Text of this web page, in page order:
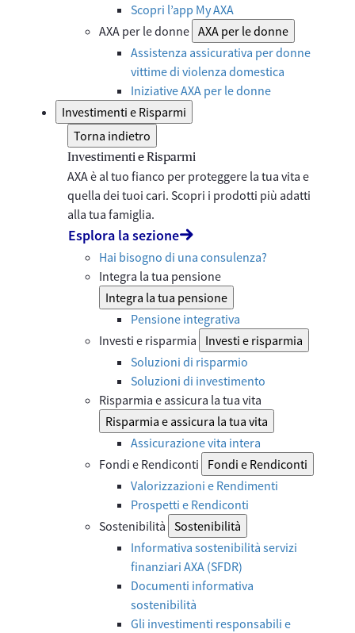
Scopri l’app My AXA
AXA per le donne AXA per le donne
Assistenza assicurativa per donne
vittime di violenza domestica
Iniziative AXA per le donne
Investimenti e Risparmi
Torna indietro
Investimenti e Risparmi
AXA è al tuo fianco per proteggere la tua vita e
quella dei tuoi cari. Scopri i prodotti più adatti
alla tua famiglia.
Esplora la sezione
Hai bisogno di una consulenza?
Integra la tua pensione
Integra la tua pensione
Pensione integrativa
Investi e risparmia
Investi e risparmia
Soluzioni di risparmio
Soluzioni di investimento
Risparmia e assicura la tua vita
Risparmia e assicura la tua vita
Assicurazione vita intera
Fondi e Rendiconti
Fondi e Rendiconti
Valorizzazioni e Rendimenti
Prospetti e Rendiconti
Sostenibilità Sostenibilità
Informativa sostenibilità servizi
finanziari AXA (SFDR)
Documenti informativa
sostenibilità
Gli investimenti responsabili e